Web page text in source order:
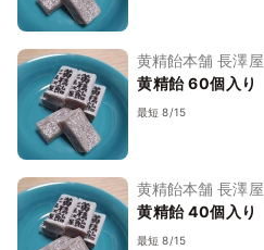
黄精飴本舗 長澤屋
黄精飴 60個入り
最短 8/15
黄精飴本舗 長澤屋
黄精飴 40個入り
最短 8/15